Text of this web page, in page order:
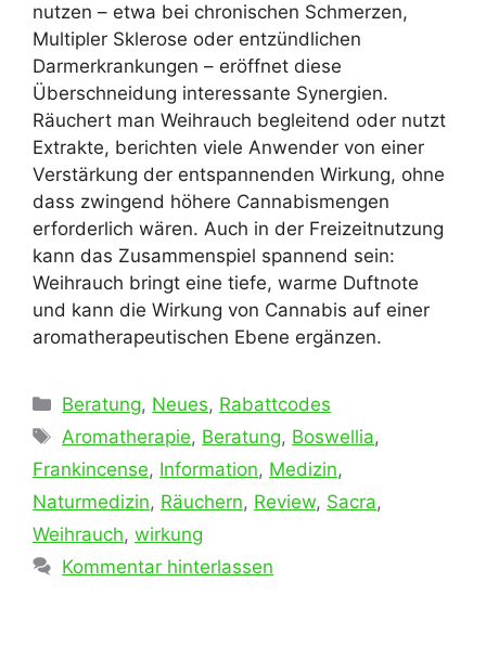
nutzen – etwa bei chronischen Schmerzen,
Multipler Sklerose oder entzündlichen
Darmerkrankungen – eröffnet diese
Überschneidung interessante Synergien.
Räuchert man Weihrauch begleitend oder nutzt
Extrakte, berichten viele Anwender von einer
Verstärkung der entspannenden Wirkung, ohne
dass zwingend höhere Cannabismengen
erforderlich wären. Auch in der Freizeitnutzung
kann das Zusammenspiel spannend sein:
Weihrauch bringt eine tiefe, warme Duftnote
und kann die Wirkung von Cannabis auf einer
aromatherapeutischen Ebene ergänzen.
Kategorien
Beratung, Neues, Rabattcodes
Schlagwörter
Aromatherapie, Beratung, Boswellia,
Frankincense, Information, Medizin,
Naturmedizin, Räuchern, Review, Sacra,
Weihrauch, wirkung
Kommentar hinterlassen